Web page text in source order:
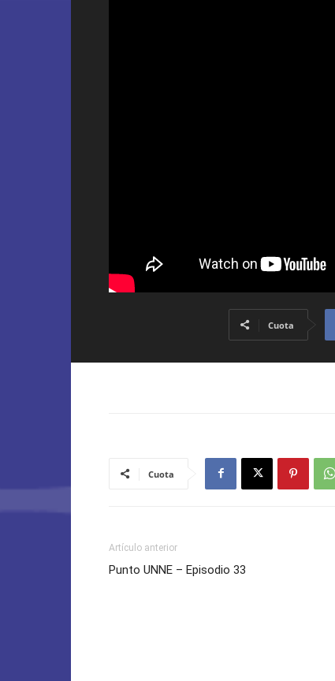
Cuota
Cuota
Artículo anterior
Punto UNNE – Episodio 33